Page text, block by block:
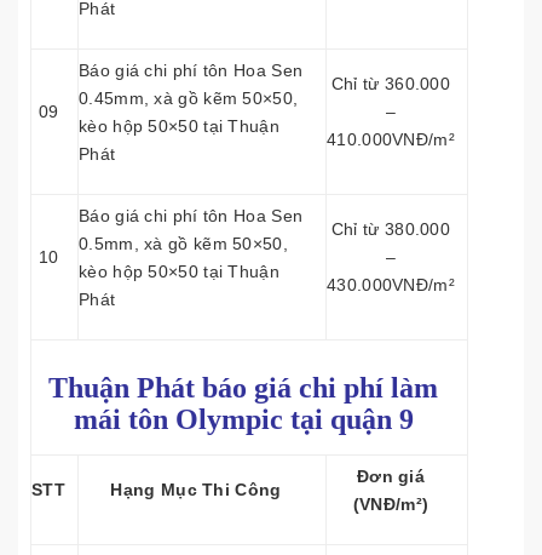
Phát
09
Báo giá chi phí tôn Hoa Sen
0.45mm, xà gồ kẽm 50×50,
kèo hộp 50×50 tại Thuận
Phát
Chỉ từ 360.000
–
410.000VNĐ/m²
10
Báo giá chi phí tôn Hoa Sen
0.5mm, xà gồ kẽm 50×50,
kèo hộp 50×50 tại Thuận
Phát
Chỉ từ 380.000
–
430.000VNĐ/m²
Thuận Phát báo giá chi phí làm
mái tôn Olympic tại quận 9
STT Hạng Mục Thi Công
Đơn giá
(VNĐ/m²)